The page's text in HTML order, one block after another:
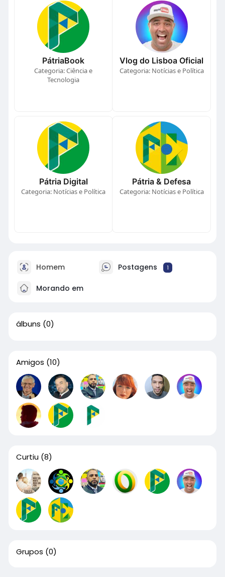
PátriaBook
Categoria: Ciência e
Tecnologia
Vlog do Lisboa Oficial
Categoria: Notícias e Política
Pátria Digital
Categoria: Notícias e Política
Pátria & Defesa
Categoria: Notícias e Política
Homem Postagens 1
Morando em
álbuns (0)
Amigos (10)
Curtiu (8)
Grupos (0)